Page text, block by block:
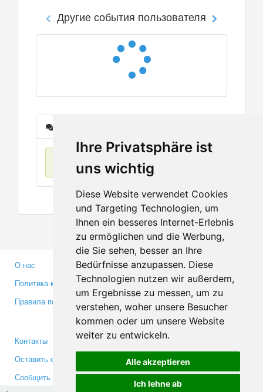
Ihre Privatsphäre ist
uns wichtig
Diese Website verwendet Cookies
und Targeting Technologien, um
Ihnen ein besseres Internet-Erlebnis
zu ermöglichen und die Werbung,
die Sie sehen, besser an Ihre
Bedürfnisse anzupassen. Diese
Technologien nutzen wir außerdem,
um Ergebnisse zu messen, um zu
verstehen, woher unsere Besucher
kommen oder um unsere Website
weiter zu entwickeln.
Alle akzeptieren
Ich lehne ab
Другие события пользователя
О нас
Политика конфиденциальности
Правила пользования
Партнерам
Инвесторам
Медиа
Контакты
Оставить отзыв
Сообщить об ошибке
Facebook
Twitter
YouTube